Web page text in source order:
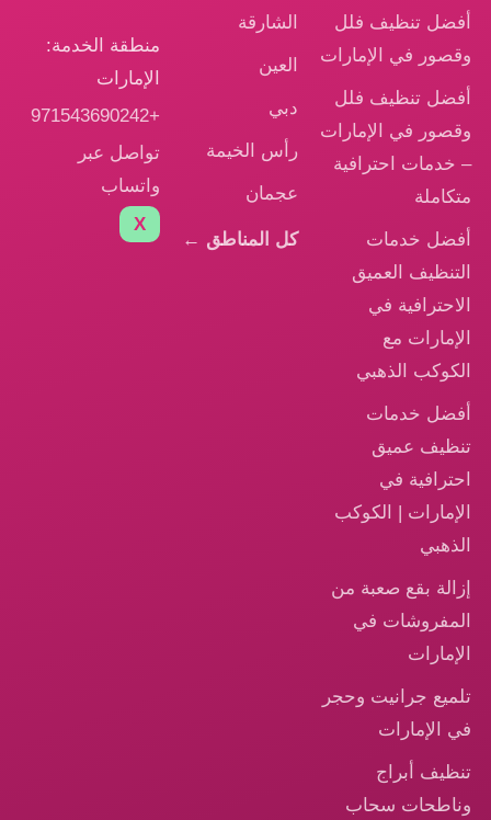
أفضل تنظيف فلل
وقصور في الإمارات
أفضل تنظيف فلل
وقصور في الإمارات
– خدمات احترافية
متكاملة
أفضل خدمات
التنظيف العميق
الاحترافية في
الإمارات مع
الكوكب الذهبي
أفضل خدمات
تنظيف عميق
احترافية في
الإمارات | الكوكب
الذهبي
إزالة بقع صعبة من
المفروشات في
الإمارات
تلميع جرانيت وحجر
في الإمارات
تنظيف أبراج
وناطحات سحاب
الشارقة
العين
دبي
رأس الخيمة
عجمان
كل المناطق ←
منطقة الخدمة:
الإمارات
+971543690242
تواصل عبر
واتساب
X